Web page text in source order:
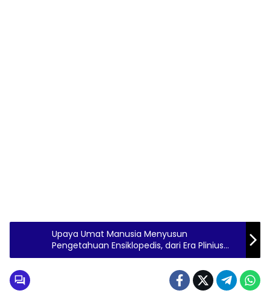
Upaya Umat Manusia Menyusun
Pengetahuan Ensiklopedis, dari Era Plinius
hingga Wikipedia